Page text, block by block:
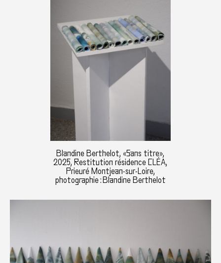
Blandine Berthelot, «Sans titre»,
2025, Restitution résidence CLÉA,
Prieuré Montjean-sur-Loire,
photographie : Blandine Berthelot